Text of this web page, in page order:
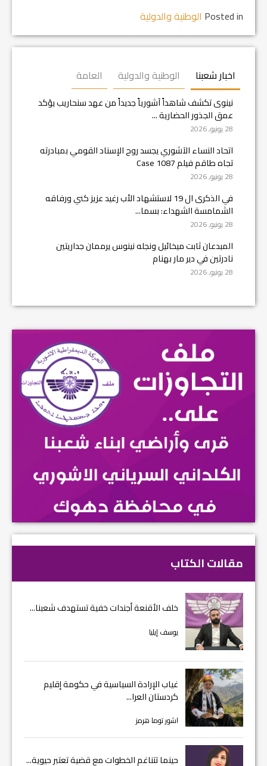
Posted in الوطنية والدولية
اخبار شعبنا الوطنية والدولية العامة
نينوى تكشف شاهداً آشورياً جديداً من عهد سنحاريب يؤكد
عمق الجذور الحضارية ...
28 يونيو, 2026
اتحاد النساء الآشوري يجسد روح الإسناد القومي بمبادرته
تجاه طاقم فيلم Case 1087
28 يونيو, 2026
في الذكرى ال 19 لاستشهاد الأب رغيد عزيز كني ورفاقه
الشمامسة الشهداء: بسما...
28 يونيو, 2026
المبدعان ثابت ميخائيل ونجله نينوس يرممان جداريتين
نادرتين في دير مار بهنام
28 يونيو, 2026
مقالات الكتاب
خلف الأقنعة أجندات خفية تستهدف شعبنا...
يوسف إيليا
غياب الإرادة السياسية في حكومة إقليم
كردستان العرا...
اشور توما هرمز
حينما تتناغم الخطوات مع قضية تعتبر حيوية...